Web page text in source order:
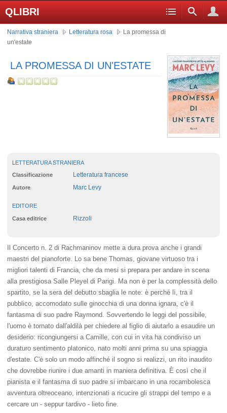
QLIBRI
Narrativa straniera Letteratura rosa
La promessa di
un'estate
LA PROMESSA DI UN'ESTATE
LETTERATURA STRANIERA
Classificazione Letteratura francese
Autore Marc Levy
EDITORE
Casa editrice Rizzoli
Il Concerto n. 2 di Rachmaninov mette a dura prova anche i grandi
maestri del pianoforte. Lo sa bene Thomas, giovane virtuoso tra i
migliori talenti di Francia, che da mesi si prepara per andare in scena
alla prestigiosa Salle Pleyel di Parigi. Ma non è per la complessità dello
spartito, se la sera del debutto sbaglia le note: è perché lì, tra il
pubblico, accomodato sulle ginocchia di una donna ignara, c'è il
fantasma di suo padre Raymond. Sovvertendo le leggi del possibile,
l'uomo è tornato dall'aldilà per chiedere al figlio di aiutarlo a esaudire un
desiderio: ricongiungersi a Camille, con cui in vita ha condiviso un
duraturo sentimento platonico, nato molti anni prima su una spiaggia
d'estate. C'è solo un modo affinché il sogno si realizzi, un rito inaudito
che dovrebbe riunire i due amanti in maniera definitiva. È così che il
pianista e il fantasma di suo padre si imbarcano in una rocambolesca
avventura oltreoceano, intenzionati a ricucire gli strappi del tempo e a
cercare un - seppur tardivo - lieto fine.